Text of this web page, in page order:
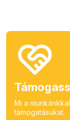
Mi a
támogatásukat.